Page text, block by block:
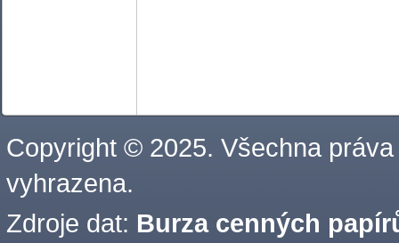
Copyright © 2025. Všechna práva
vyhrazena.
Zdroje dat: Burza cenných